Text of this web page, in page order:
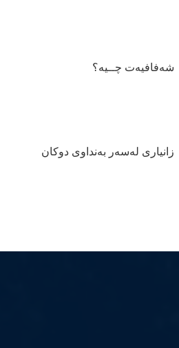
شەفافیەت چــیە؟
زانیاری لەسەر بەنداوی دوكان